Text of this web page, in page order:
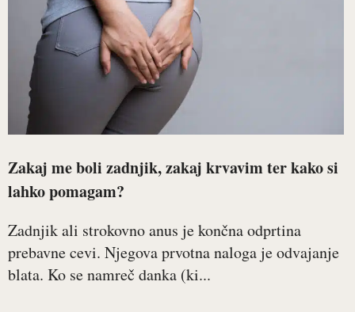
Zakaj me boli zadnjik, zakaj krvavim ter kako si
lahko pomagam?
Zadnjik ali strokovno anus je končna odprtina
prebavne cevi. Njegova prvotna naloga je odvajanje
blata. Ko se namreč danka (ki...